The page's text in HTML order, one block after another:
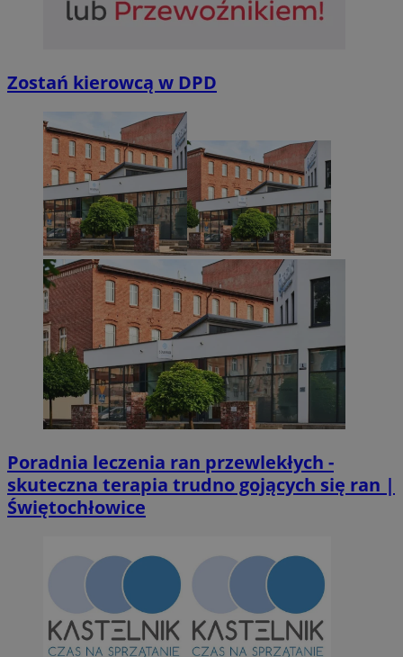
Zostań kierowcą w DPD
Poradnia leczenia ran przewlekłych -
skuteczna terapia trudno gojących się ran |
Świętochłowice